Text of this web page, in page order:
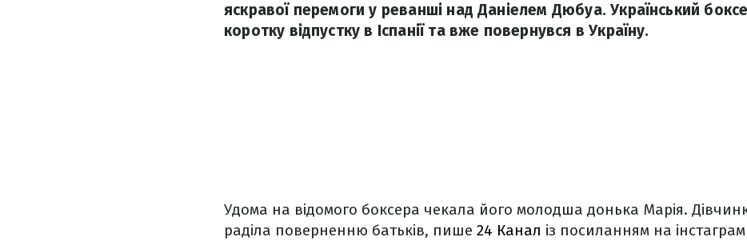
яскравої перемоги у реванші над Даніелем Дюбуа. Український
коротку відпустку в Іспанії та вже повернувся в Україну.
Удома на відомого боксера чекала його молодша донька Марія.
раділа поверненню батьків, пише 24 Канал із посиланням на